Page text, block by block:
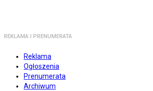
REKLAMA I PRENUMERATA
Reklama
Ogłoszenia
Prenumerata
Archiwum